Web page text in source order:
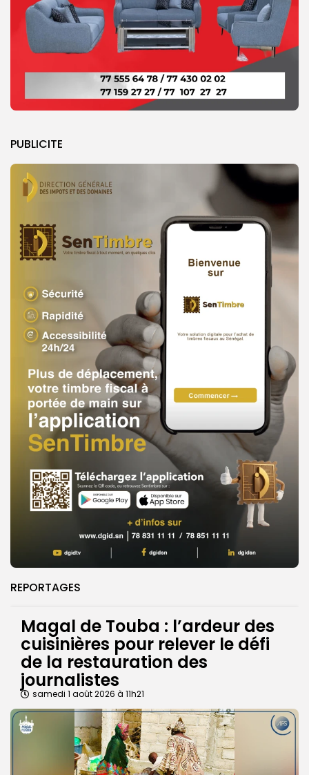
PUBLICITE
REPORTAGES
Magal de Touba : l’ardeur des
cuisinières pour relever le défi
de la restauration des
journalistes
samedi 1 août 2026 à 11h21